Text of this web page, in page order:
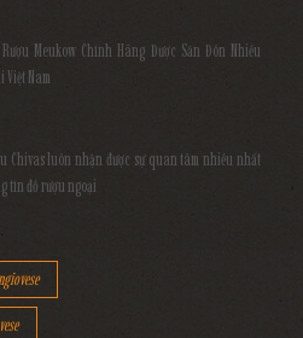
Meukow Chính Hãng Được Săn Đón Nhiều
Việt Nam
Chivas luôn nhận được sự quan tâm nhiều nhất
tín đồ rượu ngoại